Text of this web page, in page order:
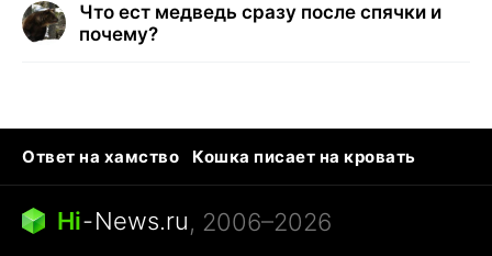
Что ест медведь сразу после спячки и
почему?
Ответ на хамство
Кошка писает на кровать
Тунцы в океанариуме
Следующая пандемия
Ядовитые пауки России
Открытие в Google Maps
Hi-News.ru, 2006–2026